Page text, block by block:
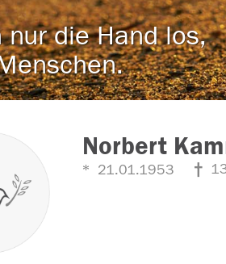
nur die Hand los,
Norbert
21.01.1953